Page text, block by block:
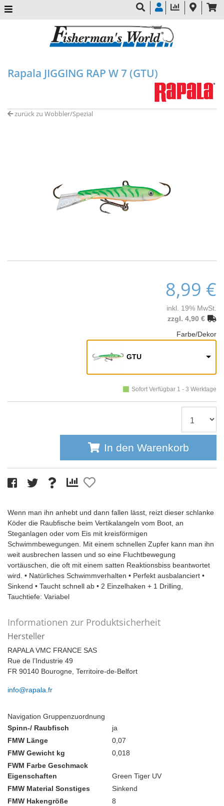
Rapala JIGGING RAP W 7 (GTU)
zurück zu Wobbler/Spezial
8,99 €
inkl. 19% MwSt.
zzgl. 4,90 €
Farbe/Dekor
GTU
Sofort Verfügbar 1 - 3 Werktage
In den Warenkorb
Wenn man ihn anhebt und dann fallen lässt, reizt dieser schlanke
Köder die Raubfische beim Vertikalangeln vom Boot, an
Steganlagen oder vom Eis mit kreisförmigen
Schwimmbewegungen. Mit einem schnellen Zupfer kann man ihn
weit ausbrechen lassen und so eine Fluchtbewegung
vortäuschen, die oft mit einem satten Reaktionsbiss beantwortet
wird. • Natürliches Schwimmverhalten • Perfekt ausbalanciert •
Sinkend • Taucht schnell ab • 2 Einzelhaken + 1 Drilling,
Tauchtiefe: Variabel
Informationen zur Produktsicherheit
Hersteller
RAPALA VMC FRANCE SAS
Rue de l’Industrie 49
FR 90140 Bourogne, Territoire-de-Belfort
info@rapala.fr
Navigation Gruppenzuordnung
Spinn-/ Raubfisch
ja
FMW Länge
0,07
FMW Gewicht kg
0,018
FWM Farbe Geschmack
Eigenschaften
Green Tiger UV
FMW Material Sonstiges
Sinkend
FMW Hakengröße
8